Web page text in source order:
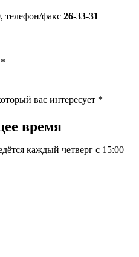
, телефон/факс 26-33-31
*
вас интересует *
время
каждый четверг с 15:00